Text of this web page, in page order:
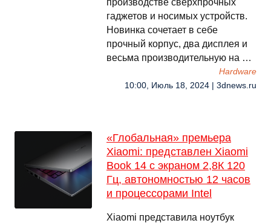
производстве сверхпрочных
гаджетов и носимых устройств.
Новинка сочетает в себе
прочный корпус, два дисплея и
весьма производительную на …
Hardware
10:00, Июль 18, 2024 | 3dnews.ru
«Глобальная» премьера
Xiaomi: представлен Xiaomi
Book 14 с экраном 2,8К 120
Гц, автономностью 12 часов
и процессорами Intel
Xiaomi представила ноутбук